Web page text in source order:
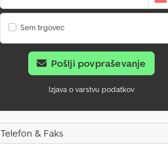
Sem trgovec
Pošlji povpraševanje
Izjava o varstvu podatkov
Telefon & Faks